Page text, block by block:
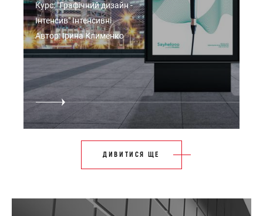
Курс: "Графічний дизайн -
Інтенсив" Інтенсивні
Автор: Ірина Клименко
ДИВИТИСЯ ЩЕ